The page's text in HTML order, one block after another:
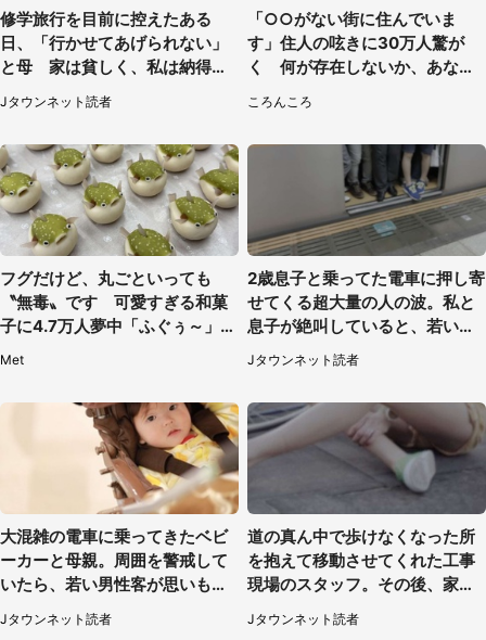
修学旅行を目前に控えたある
日、「行かせてあげられない」
と母 家は貧しく、私は納得し
たけれど...（北海道・70代以上
女性）
Jタウンネット読者
「○○がない街に住んでいま
す」住人の呟きに30万人驚が
く 何が存在しないか、あなた
ころんころ
フグだけど、丸ごといっても
〝無毒〟です 可愛すぎる和菓
子に4.7万人夢中「ふぐぅ～」
Met
2歳息子と乗ってた電車に押し寄
せてくる超大量の人の波。私と
息子が絶叫していると、若いカ
ップルの乗客が...（東京都・60
代女性）
Jタウンネット読者
大混雑の電車に乗ってきたベビ
ーカーと母親。周囲を警戒して
いたら、若い男性客が思いもよ
らぬ行動に（東京都・50代女
性）
Jタウンネット読者
道の真ん中で歩けなくなった所
を抱えて移動させてくれた工事
現場のスタッフ。その後、家ま
で私を送ると（大阪府・40代女
性）
Jタウンネット読者